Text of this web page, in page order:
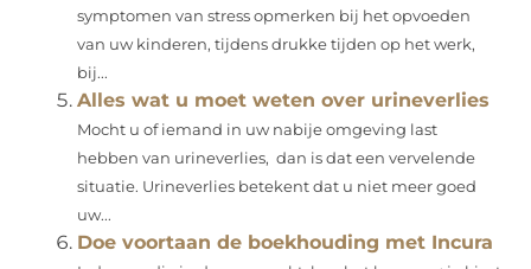
symptomen van stress opmerken bij het opvoeden
van uw kinderen, tijdens drukke tijden op het werk,
bij...
Alles wat u moet weten over urineverlies
Mocht u of iemand in uw nabije omgeving last
hebben van urineverlies, dan is dat een vervelende
situatie. Urineverlies betekent dat u niet meer goed
uw...
Doe voortaan de boekhouding met Incura